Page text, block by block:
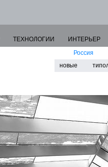
ТЕХНОЛОГИИ
ИНТЕРЬЕР
Россия
новые